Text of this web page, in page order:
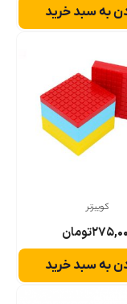
به سبد خرید
کوییزنر
تومان
به سبد خرید